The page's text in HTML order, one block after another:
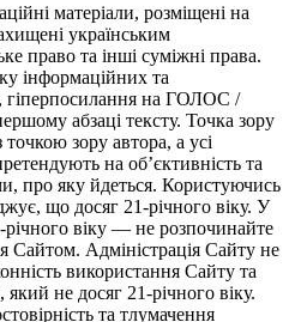
матеріали, розміщені на
українським
право та інші суміжні права.
інформаційних та
гіперпосилання на ГОЛОС /
абзаці тексту. Точка зору
точкою зору автора, а усі
на об’єктивність та
про яку йдеться. Користуючись
що досяг 21-річного віку. У
віку — не розпочинайте
Сайтом. Адміністрація Сайту не
використання Сайту та
який не досяг 21-річного віку.
та тлумачення